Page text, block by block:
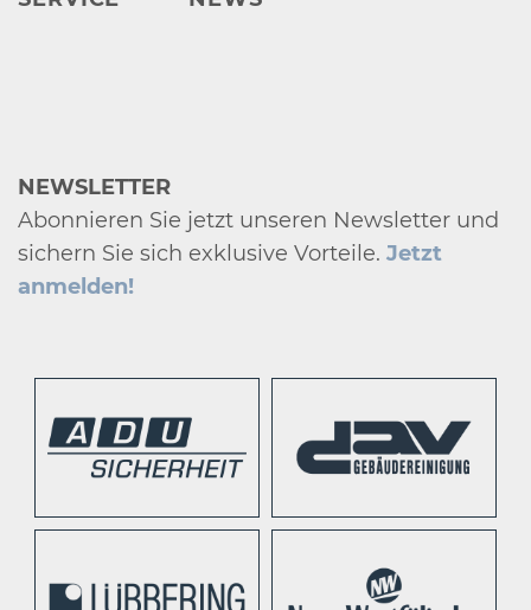
NEWSLETTER
Abonnieren Sie jetzt unseren Newsletter und
sichern Sie sich exklusive Vorteile. Jetzt
anmelden!